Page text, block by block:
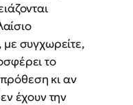
με συγχωρείτε,
το
κι αν
έχουν την